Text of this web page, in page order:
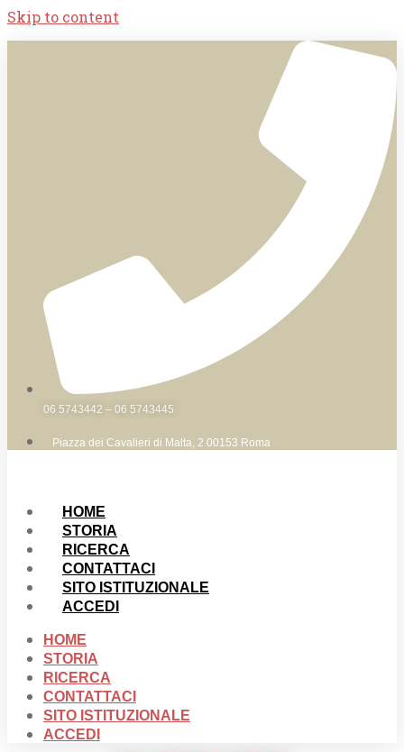
Skip to content
06 5743442 – 06 5743445
Piazza dei Cavalieri di Malta, 2 00153 Roma
HOME
STORIA
RICERCA
CONTATTACI
SITO ISTITUZIONALE
ACCEDI
HOME
STORIA
RICERCA
CONTATTACI
SITO ISTITUZIONALE
ACCEDI